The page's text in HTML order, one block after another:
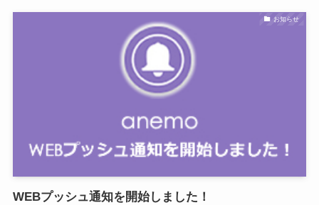
お知らせ
WEBプッシュ通知を開始しました！